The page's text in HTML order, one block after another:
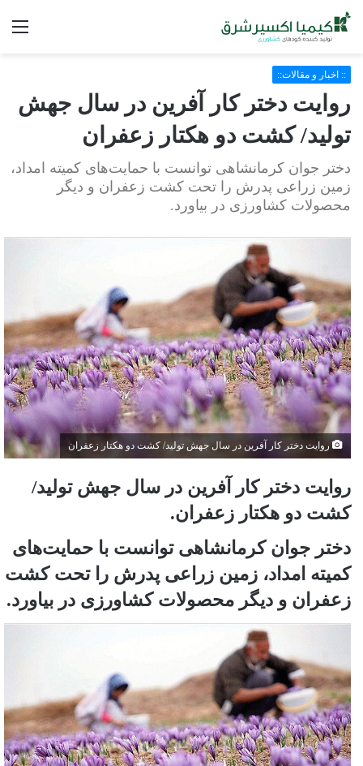
:: اخبار و مقالات::
روایت دختر کار آفرین در سال جهش
تولید/ کشت دو هکتار زعفران
دختر جوان کرمانشاهی توانست با حمایت‌های کمیته امداد،
زمین زراعی پدرش را تحت کشت زعفران و دیگر
محصولات کشاورزی در بیاورد.
روایت دختر کار آفرین در سال جهش تولید/ کشت دو هکتار زعفران
روایت دختر کار آفرین در سال جهش تولید/
کشت دو هکتار زعفران.
دختر جوان کرمانشاهی توانست با حمایت‌های
کمیته امداد، زمین زراعی پدرش را تحت کشت
زعفران و دیگر محصولات کشاورزی در بیاورد.